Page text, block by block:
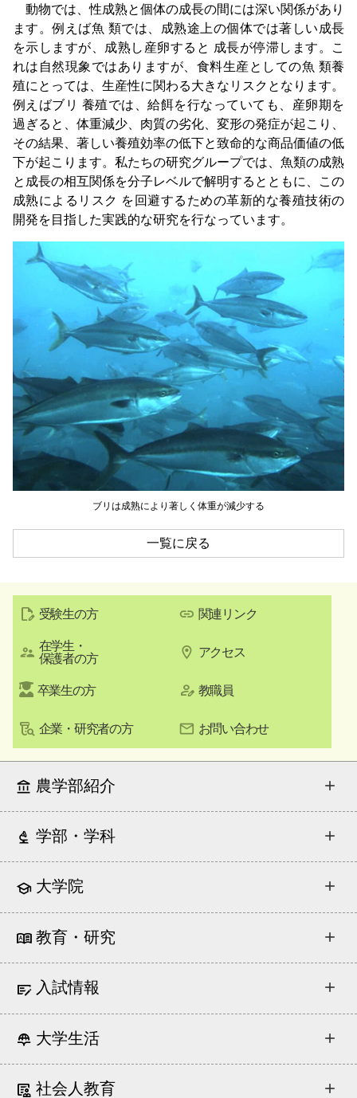
動物では、性成熟と個体の成長の間には深い関係があり
ます。例えば魚 類では、成熟途上の個体では著しい成長
を示しますが、成熟し産卵すると 成長が停滞します。こ
れは自然現象ではありますが、食料生産としての魚 類養
殖にとっては、生産性に関わる大きなリスクとなります。
例えばブリ 養殖では、給餌を行なっていても、産卵期を
過ぎると、体重減少、肉質の劣化、変形の発症が起こり、
その結果、著しい養殖効率の低下と致命的な商品価値の低
下が起こります。私たちの研究グループでは、魚類の成熟
と成長の相互関係を分子レベルで解明するとともに、この
成熟によるリスク を回避するための革新的な養殖技術の
開発を目指した実践的な研究を行なっています。
ブリは成熟により著しく体重が減少する
一覧に戻る
受験生の方
在学生・
保護者の方
卒業生の方
企業・研究者の方
関連リンク
アクセス
教職員
お問い合わせ
農学部紹介
学部・学科
大学院
教育・研究
入試情報
大学生活
社会人教育